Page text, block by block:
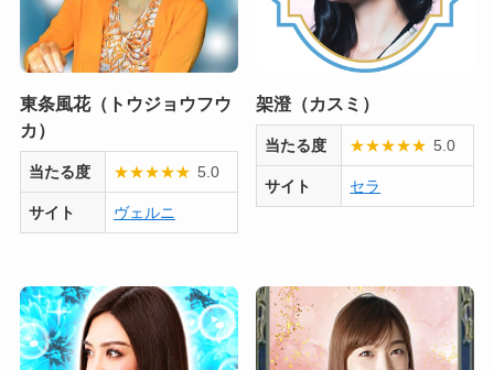
東条風花（トウジョウフウ
カ）
当たる度 ★★★★★ 5.0
サイト ヴェルニ
架澄（カスミ）
当たる度 ★★★★★ 5.0
サイト セラ